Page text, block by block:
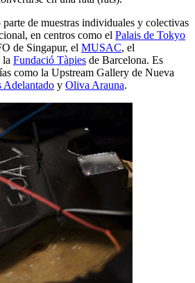
de muestras individuales y colectivas
en centros como el Palais de Tokyo
de Singapur, el MUSAC, el
la Fundació Tàpies de Barcelona. Es
como la Upstream Gallery de Nueva
Adelantado y Oliva Arauna.